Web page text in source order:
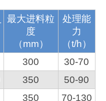
最大进料粒
度
（mm）
处理能
力
（t/h）
300
30-70
350
50-90
350
70-130